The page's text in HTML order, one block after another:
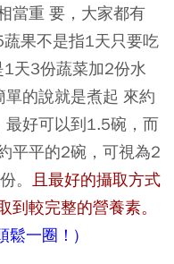
當重 要，大家都有
果不是指1天只要吃
天3份蔬菜加2份水
的說就是煮起 來約
好可以到1.5碗，而
平平的2碗，可視為2
。
且最好的攝取方式
較完整的營養素。
鬆一圈！)